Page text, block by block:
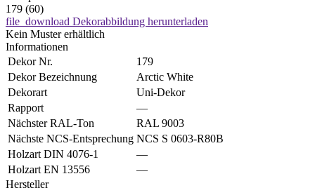
179 (60)
file_download Dekorabbildung herunterladen
Kein Muster erhältlich
Informationen
Dekor Nr.
179
Dekor Bezeichnung
Arctic White
Dekorart
Uni-Dekor
Rapport
—
Nächster RAL-Ton
RAL 9003
Nächste NCS-Entsprechung NCS S 0603-R80B
Holzart DIN 4076-1
—
Holzart EN 13556
—
Hersteller